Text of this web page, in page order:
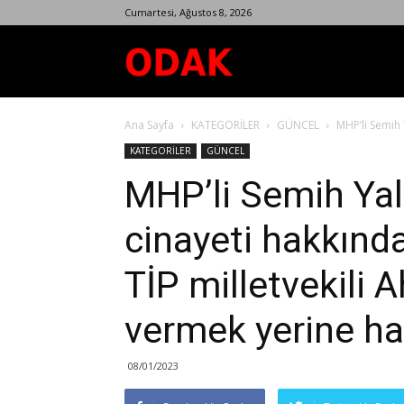
Cumartesi, Ağustos 8, 2026
Dergisi
Ana Sayfa KATEGORİLER GÜNCEL MHP’li
KATEGORİLER GÜNCEL
MHP’li Semih
cinayeti
TİP milletvekili
vermek yerine
08/01/2023